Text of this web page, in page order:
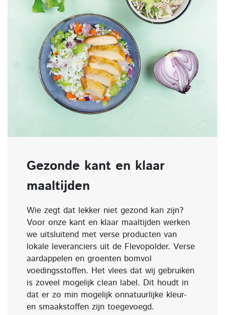
Gezonde kant en klaar
maaltijden
Wie zegt dat lekker niet gezond kan zijn?
Voor onze kant en klaar maaltijden werken
we uitsluitend met verse producten van
lokale leveranciers uit de Flevopolder. Verse
aardappelen en groenten bomvol
voedingsstoffen. Het vlees dat wij gebruiken
is zoveel mogelijk clean label. Dit houdt in
dat er zo min mogelijk onnatuurlijke kleur-
en smaakstoffen zijn toegevoegd.